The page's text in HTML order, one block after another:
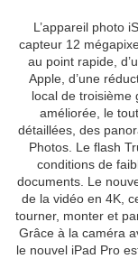
L’appareil photo
capteur 12
au point rapide,
Apple, d’une
local de troisième
améliorée, le
détaillées, des
Photos. Le flash
conditions de
documents. Le
de la vidéo en 4K,
tourner, monter et
Grâce à la caméra
le nouvel iPad Pro